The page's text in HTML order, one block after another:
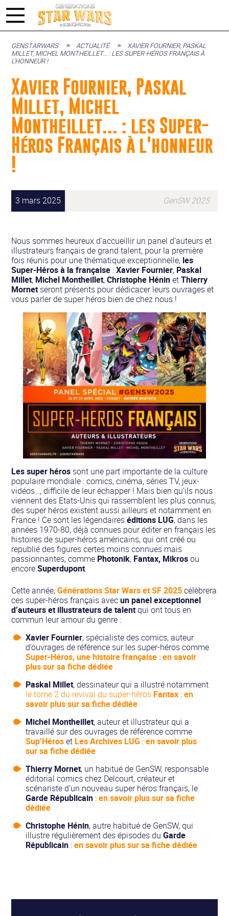
GENSTARWARS ACTUALITÉ
XAVIER FOURNIER, PASKAL
MILLET, MICHEL MONTHEILLET… : LES SUPER-HÉROS FRANÇAIS À
L’HONNEUR !
Xavier Fournier, Paskal
Millet, Michel
Montheillet... : les Super-
Héros Français à l'honneur
!
3 mars 2025 GenSW 2025
Nous sommes heureux d’accueillir un panel d’auteurs et
illustrateurs français de grand talent, pour la première
fois réunis pour une thématique exceptionnelle, les
Super-Héros à la française :Xavier Fournier, Paskal
Millet, Michel Montheillet,Christophe HéninetThierry
Mornetseront présents pour dédicacer leurs ouvrages et
vous parler de super héros bien de chez nous !
Les super héros sont une part importante de la culture
populaire mondiale : comics, cinéma, séries TV, jeux-
vidéos…, difficile de leur échapper ! Mais bien qu’ils nous
viennent des Etats-Unis qui rassemblent les plus connus,
des super héros existent aussi ailleurs et notamment en
France ! Ce sont les légendaireséditions LUG, dans les
années 1970-80, déjà connues pour éditer en français les
histoires de super-héros américains, qui ont créé ou
republié des figures certes moins connues mais
passionnantes, comme Photonik, Fantax, Mikrosou
encoreSuperdupont.
Cette année,Générations Star Wars et SF 2025célèbrera
ces super-héros français avecun panel exceptionnel
d’auteurs et illustrateurs de talentqui ont tous en
commun leur amour du genre :
Xavier Fournier, spécialiste des comics, auteur
d’ouvrages de référence sur les super-héros comme
Super-Héros, une histoire française :en savoir
plus sur sa fiche dédiée
Paskal Millet, dessinateur qui a illustré notamment
le tome 2 du revival du super-héros Fantax :en
savoir plus sur sa fiche dédiée
Michel Montheillet, auteur et illustrateur qui a
travaillé sur des ouvrages de référence comme
Sup’Héroset Les Archives LUG :en savoir plus
sur sa fiche dédiée
Thierry Mornet, un habitué de GenSW, responsable
éditorial comics chez Delcourt, créateur et
scénariste d’un nouveau super héros français, le
Garde Républicain :en savoir plus sur sa fiche
dédiée
Christophe Hénin, autre habitué de GenSW, qui
illustre régulièrement des épisodes duGarde
Républicain :en savoir plus sur sa fiche dédiée